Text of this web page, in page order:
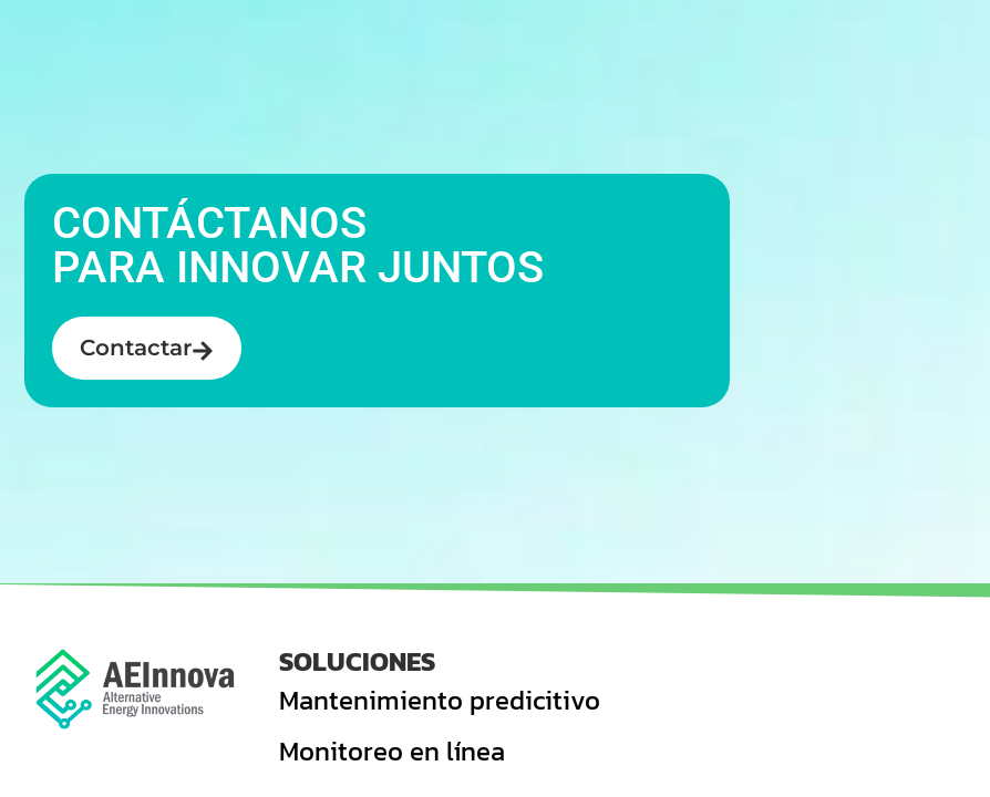
CONTÁCTANOS
PARA INNOVAR JUNTOS
Contactar
SOLUCIONES
Mantenimiento predicitivo
Monitoreo en línea